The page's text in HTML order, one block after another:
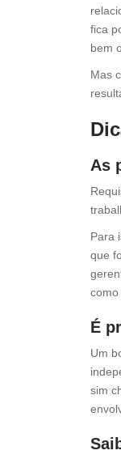
fica
bem
Mas
As
Para
que
É
Um
sim